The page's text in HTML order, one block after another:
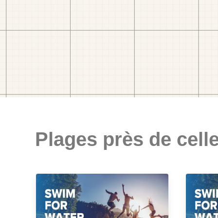
Plages près de